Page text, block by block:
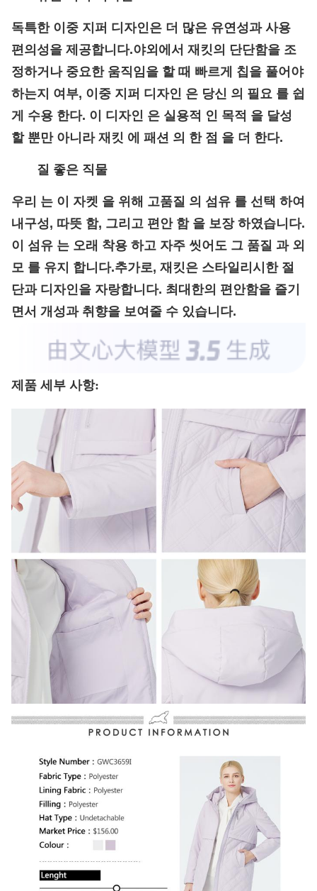
독특한 이중 지퍼 디자인은 더 많은 유연성과 사용
편의성을 제공합니다.야외에서 재킷의 단단함을 조
정하거나 중요한 움직임을 할 때 빠르게 칩을 풀어야
하는지 여부, 이중 지퍼 디자인 은 당신 의 필요 를 쉽
게 수용 한다. 이 디자인 은 실용적 인 목적 을 달성
할 뿐만 아니라 재킷 에 패션 의 한 점 을 더 한다.
질 좋은 직물
우리 는 이 자켓 을 위해 고품질 의 섬유 를 선택 하여
내구성, 따뜻 함, 그리고 편안 함 을 보장 하였습니다.
이 섬유 는 오래 착용 하고 자주 씻어도 그 품질 과 외
모 를 유지 합니다.추가로, 재킷은 스타일리시한 절
단과 디자인을 자랑합니다. 최대한의 편안함을 즐기
면서 개성과 취향을 보여줄 수 있습니다.
제품 세부 사항: